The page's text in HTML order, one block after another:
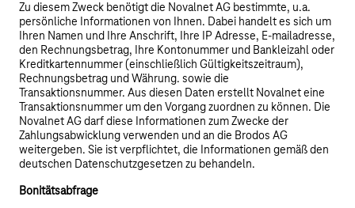
Zu diesem Zweck benötigt die Novalnet AG bestimmte, u.a.
persönliche Informationen von Ihnen. Dabei handelt es sich um
Ihren Namen und Ihre Anschrift, Ihre IP Adresse, E-mailadresse,
den Rechnungsbetrag, Ihre Kontonummer und Bankleizahl oder
Kreditkartennummer (einschließlich Gültigkeitszeitraum),
Rechnungsbetrag und Währung. sowie die
Transaktionsnummer. Aus diesen Daten erstellt Novalnet eine
Transaktionsnummer um den Vorgang zuordnen zu können. Die
Novalnet AG darf diese Informationen zum Zwecke der
Zahlungsabwicklung verwenden und an die Brodos AG
weitergeben. Sie ist verpflichtet, die Informationen gemäß den
deutschen Datenschutzgesetzen zu behandeln.
Bonitätsabfrage